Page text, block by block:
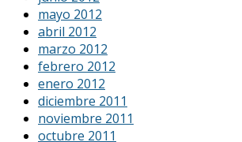
mayo 2012
abril 2012
marzo 2012
febrero 2012
enero 2012
diciembre 2011
noviembre 2011
octubre 2011